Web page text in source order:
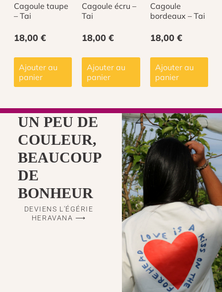
Cagoule taupe
– Tai
18,00 €
Ajouter au
panier
Cagoule écru –
Tai
18,00€
Ajouter au
panier
Cagoule
bordeaux – Tai
18,00 €
Ajouter au
panier
UN PEU DE
COULEUR,
BEAUCOUP
DE
BONHEUR
DEVIENS L'ÉGÉRIE
HERAVANA ⟶